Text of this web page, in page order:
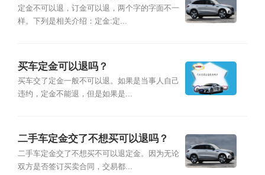
吗？
定金不可以退，订金可以退，两个字的字面不一
样。下列是相关介绍：定金:定...
买车定金可以退吗？
买车交了定金一般不可以退。如果是当事人自己
违约，定金不能退，但是如果是...
二手车定金交了不想买可以退吗？
二手车定金交了不想买不可以退定金。因为无论
双方是否签订买卖合同，交易都...